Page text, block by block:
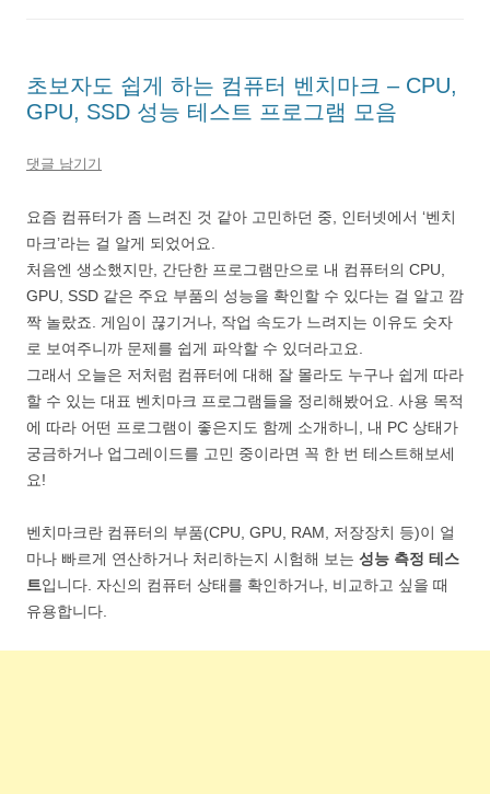
초보자도 쉽게 하는 컴퓨터 벤치마크 – CPU,
GPU, SSD 성능 테스트 프로그램 모음
댓글 남기기
요즘 컴퓨터가 좀 느려진 것 같아 고민하던 중, 인터넷에서 ‘벤치
마크’라는 걸 알게 되었어요.
처음엔 생소했지만, 간단한 프로그램만으로 내 컴퓨터의 CPU,
GPU, SSD 같은 주요 부품의 성능을 확인할 수 있다는 걸 알고 깜
짝 놀랐죠. 게임이 끊기거나, 작업 속도가 느려지는 이유도 숫자
로 보여주니까 문제를 쉽게 파악할 수 있더라고요.
그래서 오늘은 저처럼 컴퓨터에 대해 잘 몰라도 누구나 쉽게 따라
할 수 있는 대표 벤치마크 프로그램들을 정리해봤어요. 사용 목적
에 따라 어떤 프로그램이 좋은지도 함께 소개하니, 내 PC 상태가
궁금하거나 업그레이드를 고민 중이라면 꼭 한 번 테스트해보세
요!
벤치마크란 컴퓨터의 부품(CPU, GPU, RAM, 저장장치 등)이 얼
마나 빠르게 연산하거나 처리하는지 시험해 보는 성능 측정 테스
트입니다. 자신의 컴퓨터 상태를 확인하거나, 비교하고 싶을 때
유용합니다.